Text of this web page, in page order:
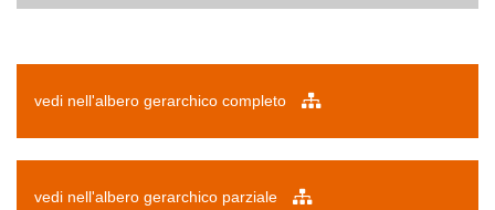
vedi nell'albero gerarchico completo
vedi nell'albero gerarchico parziale